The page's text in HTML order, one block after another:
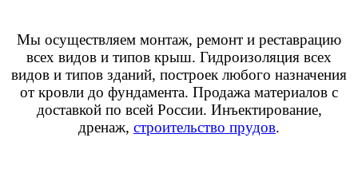
Мы осуществляем монтаж, ремонт и реставрацию
всех видов и типов крыш. Гидроизоляция всех
видов и типов зданий, построек любого назначения
от кровли до фундамента. Продажа материалов с
доставкой по всей России. Инъектирование,
дренаж, строительство прудов.